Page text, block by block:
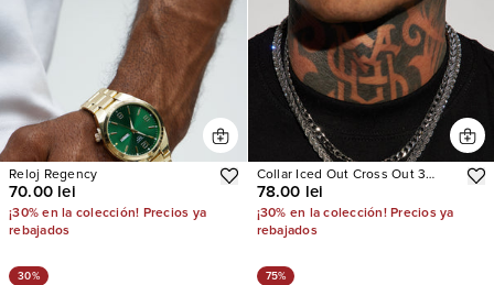
Reloj Regency
70.00 lei
¡30% en la colección! Precios ya
rebajados
Collar Iced Out Cross Out 3
Piece Chain
78.00 lei
¡30% en la colección! Precios ya
rebajados
30% 75%